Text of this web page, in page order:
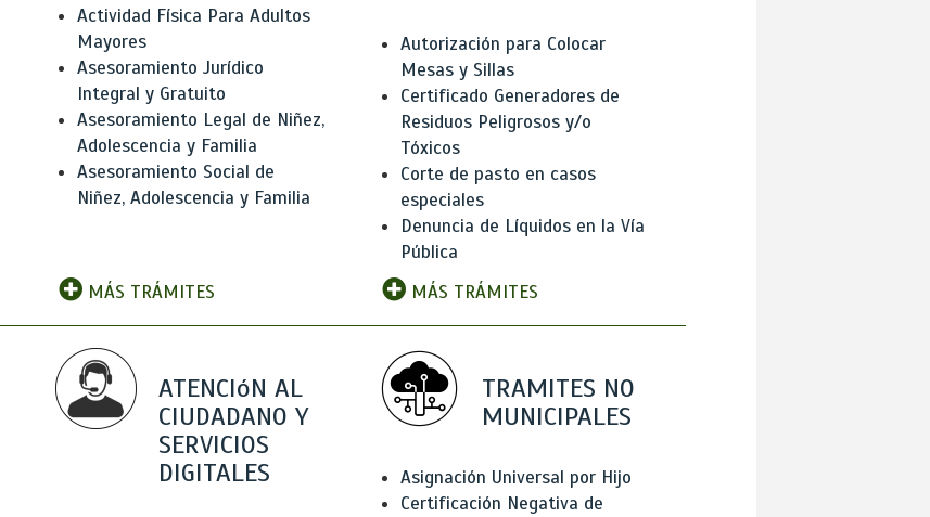
Actividad Física Para Adultos
Mayores
Asesoramiento Jurídico
Integral y Gratuito
Asesoramiento Legal de Niñez,
Adolescencia y Familia
Asesoramiento Social de
Niñez, Adolescencia y Familia
MÁS TRÁMITES
Autorización para Colocar
Mesas y Sillas
Certificado Generadores de
Residuos Peligrosos y/o
Tóxicos
Corte de pasto en casos
especiales
Denuncia de Líquidos en la Vía
Pública
MÁS TRÁMITES
ATENCIóN AL
CIUDADANO Y
SERVICIOS
DIGITALES
TRAMITES NO
MUNICIPALES
Asignación Universal por Hijo
Certificación Negativa de